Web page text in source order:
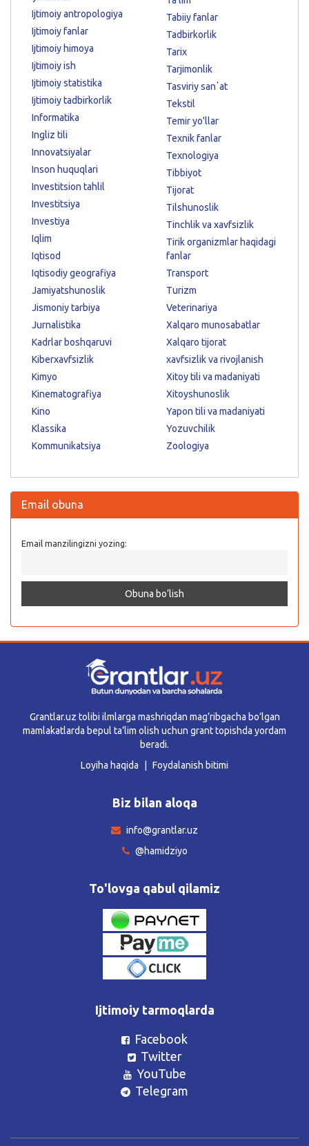
Ijtimoiy antropologiya
Ijtimoiy fanlar
Ijtimoiy himoya
Ijtimoiy ish
Ijtimoiy statistika
Ijtimoiy tadbirkorlik
Informatika
Ingliz tili
Innovatsiyalar
Inson huquqlari
Investitsion tahlil
Investitsiya
Investiya
Iqlim
Iqtisod
Iqtisodiy geografiya
Jamiyatshunoslik
Jismoniy tarbiya
Jurnalistika
Kadrlar boshqaruvi
Kiberxavfsizlik
Kimyo
Kinematografiya
Kino
Klassika
Kommunikatsiya
Tabiiy fanlar
Tadbirkorlik
Tarix
Tarjimonlik
Tasviriy sanʼat
Tekstil
Temir yo'llar
Texnik fanlar
Texnologiya
Tibbiyot
Tijorat
Tilshunoslik
Tinchlik va xavfsizlik
Tirik organizmlar haqidagi
fanlar
Transport
Turizm
Veterinariya
Xalqaro munosabatlar
Xalqaro tijorat
xavfsizlik va rivojlanish
Xitoy tili va madaniyati
Xitoyshunoslik
Yapon tili va madaniyati
Yozuvchilik
Zoologiya
Email obuna
Email manzilingizni yozing:
Grantlar.uz tolibi ilmlarga mashriqdan mag’ribgacha bo’lgan
mamlakatlarda bepul ta’lim olish uchun grant topishda yordam
beradi.
Loyiha haqida
Foydalanish bitimi
Biz bilan aloqa
info@grantlar.uz
@hamidziyo
To'lovga qabul qilamiz
Ijtimoiy tarmoqlarda
Facebook
Twitter
YouTube
Telegram